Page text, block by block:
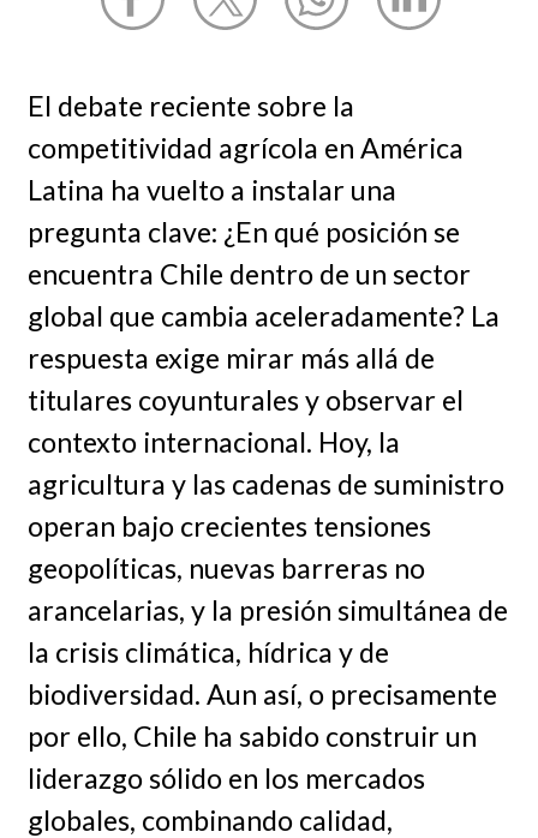
El debate reciente sobre la
competitividad agrícola en América
Latina ha vuelto a instalar una
pregunta clave: ¿En qué posición se
encuentra Chile dentro de un sector
global que cambia aceleradamente? La
respuesta exige mirar más allá de
titulares coyunturales y observar el
contexto internacional. Hoy, la
agricultura y las cadenas de suministro
operan bajo crecientes tensiones
geopolíticas, nuevas barreras no
arancelarias, y la presión simultánea de
la crisis climática, hídrica y de
biodiversidad. Aun así, o precisamente
por ello, Chile ha sabido construir un
liderazgo sólido en los mercados
globales, combinando calidad,